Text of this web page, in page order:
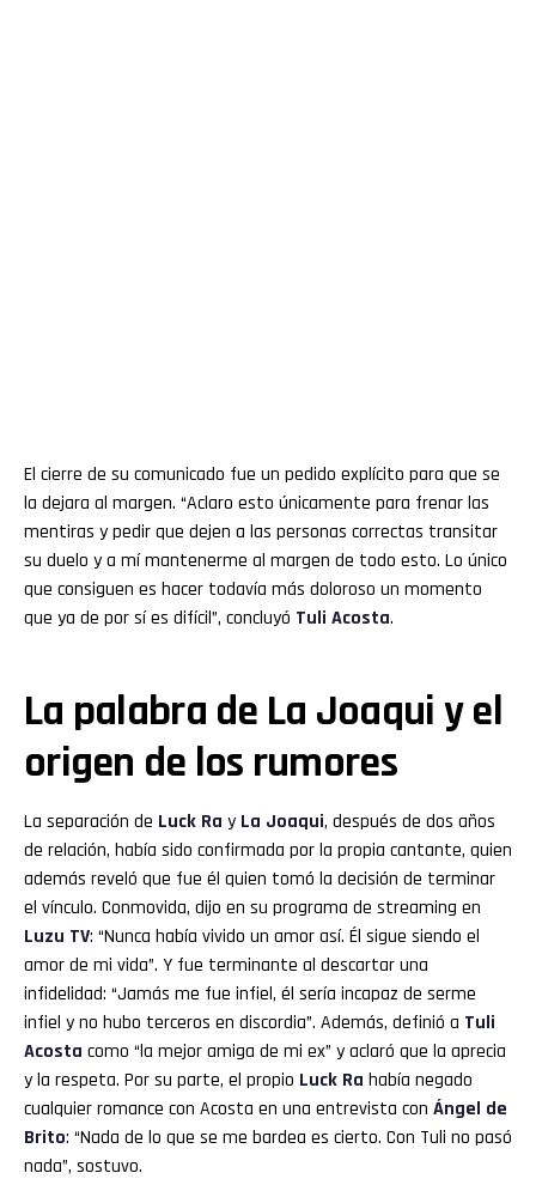
El cierre de su comunicado fue un pedido explícito para que se
la dejara al margen. “Aclaro esto únicamente para frenar las
mentiras y pedir que dejen a las personas correctas transitar
su duelo y a mí mantenerme al margen de todo esto. Lo único
que consiguen es hacer todavía más doloroso un momento
que ya de por sí es difícil”, concluyó Tuli Acosta.
La palabra de La Joaqui y el
origen de los rumores
La separación de Luck Ra y La Joaqui, después de dos años
de relación, había sido confirmada por la propia cantante, quien
además reveló que fue él quien tomó la decisión de terminar
el vínculo. Conmovida, dijo en su programa de streaming en
Luzu TV: “Nunca había vivido un amor así. Él sigue siendo el
amor de mi vida”. Y fue terminante al descartar una
infidelidad: “Jamás me fue infiel, él sería incapaz de serme
infiel y no hubo terceros en discordia”. Además, definió a Tuli
Acosta como “la mejor amiga de mi ex” y aclaró que la aprecia
y la respeta. Por su parte, el propio Luck Ra había negado
cualquier romance con Acosta en una entrevista con Ángel de
Brito: “Nada de lo que se me bardea es cierto. Con Tuli no pasó
nada”, sostuvo.